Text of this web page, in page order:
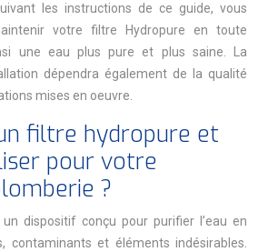
les instructions de ce guide, vous
votre filtre Hydropure en toute
une eau plus pure et plus saine. La
dépendra également de la qualité
mises en oeuvre.
filtre hydropure et
pour votre
?
dispositif conçu pour purifier l’eau en
contaminants et éléments indésirables.